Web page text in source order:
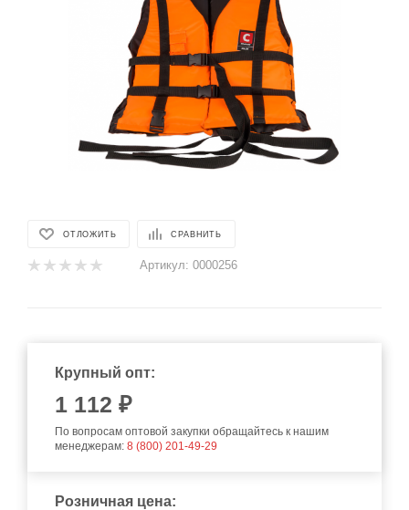
ОТЛОЖИТЬ СРАВНИТЬ
Артикул: 0000256
Крупный опт:
1 112 ₽
По вопросам оптовой закупки обращайтесь к нашим
менеджерам: 8 (800) 201-49-29
Розничная цена: